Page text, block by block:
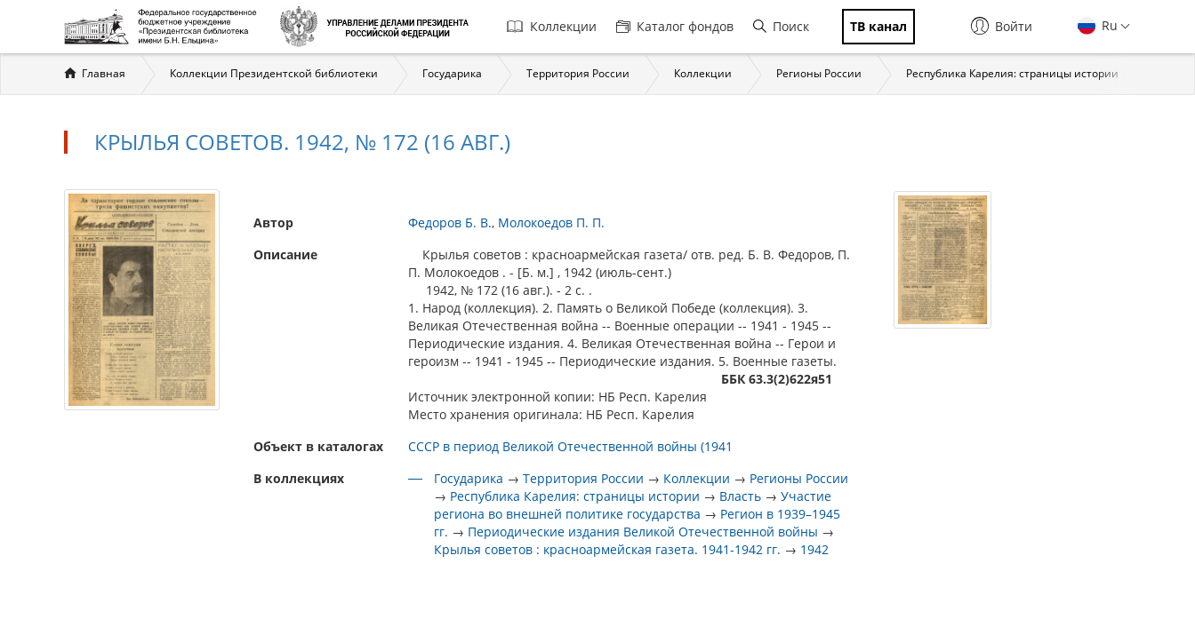
Главная
навигация
Коллекции Каталог фондов Поиск ТВ канал Ru
Войти
Вы
здесь
Главная Коллекции Президентской библиотеки Государика Территория России Коллекции Регионы России Республика Карелия: страницы истории
КРЫЛЬЯ СОВЕТОВ. 1942, № 172 (16 АВГ.)
Автор Федоров Б. В. Молокоедов П. П.
Описание
Крылья советов : красноармейская газета/ отв. ред. Б. В. Федоров, П.
П. Молокоедов . - [Б. м.] , 1942 (июль-сент.)
1942, № 172 (16 авг.). - 2 c. .
1. Народ (коллекция). 2. Память о Великой Победе (коллекция). 3.
Великая Отечественная война -- Военные операции -- 1941 - 1945 --
Периодические издания. 4. Великая Отечественная война -- Герои и
героизм -- 1941 - 1945 -- Периодические издания. 5. Военные газеты.
ББК 63.3(2)622я51
Источник электронной копии: НБ Респ. Карелия
Место хранения оригинала: НБ Респ. Карелия
Объект в каталогах
СССР в период Великой Отечественной войны (1941
В коллекциях
Государика →Территория России → Коллекции → Регионы России
→ Республика Карелия: страницы истории → Власть →Участие
региона во внешней политике государства → Регион в 1939–1945
гг. → Периодические издания Великой Отечественной войны →
Крылья советов : красноармейская газета. 1941-1942 гг. → 1942